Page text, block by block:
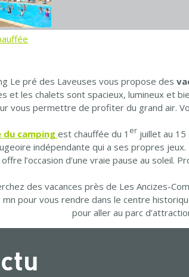
Le pré des Laveuses vous propose des
et les chalets sont spacieux, lumineux et
vous permettre de profiter du grand air.
du campingest chauffée du 1 erjuillet au 15
indépendante qui a ses propres
l’occasion d’une vraie pause au soleil.
des vacances près de Les Ancizes-
mn pour vous rendre dans le centre
pour aller au parc